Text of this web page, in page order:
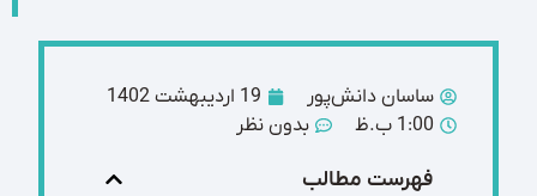
ساسان دانش‌پور
19 اردیبهشت 1402
1:00 ب.ظ
بدون نظر
فهرست مطالب